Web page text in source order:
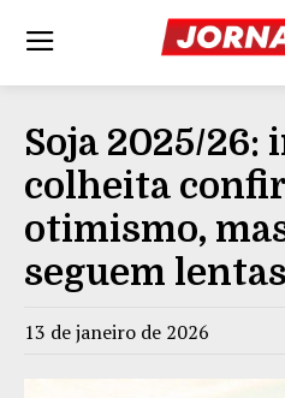
Soja 2025/26:
colheita
otimismo,
seguem lentas
13 de janeiro de 2026